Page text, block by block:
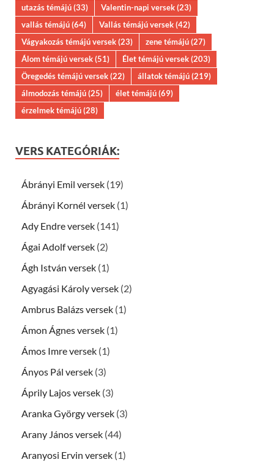
utazás témájú(33) Valentin-napi versek(23)
vallás témájú(64) Vallás témájú versek(42)
Vágyakozás témájú versek(23) zene témájú(27)
Álom témájú versek(51) Élet témájú versek(203)
Öregedés témájú versek(22) állatok témájú(219)
álmodozás témájú(25) élet témájú(69)
érzelmek témájú(28)
VERS KATEGÓRIÁK:
Ábrányi Emil versek (19)
Ábrányi Kornél versek (1)
Ady Endre versek (141)
Ágai Adolf versek (2)
Ágh István versek (1)
Agyagási Károly versek (2)
Ambrus Balázs versek (1)
Ámon Ágnes versek (1)
Ámos Imre versek (1)
Ányos Pál versek (3)
Áprily Lajos versek (3)
Aranka György versek (3)
Arany János versek (44)
Aranyosi Ervin versek (1)